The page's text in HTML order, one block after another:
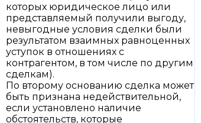
которых юридическое лицо или
представляемый получили выгоду,
невыгодные условия сделки были
результатом взаимных равноценных
уступок в отношениях с
контрагентом, в том числе по другим
сделкам).
По второму основанию сделка может
быть признана недействительной,
если установлено наличие
обстоятельств, которые